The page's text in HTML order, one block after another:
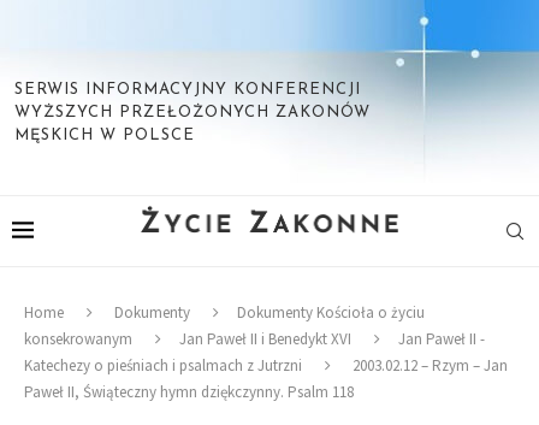
SERWIS INFORMACYJNY KONFERENCJI
WYŻSZYCH PRZEŁOŻONYCH ZAKONÓW
MĘSKICH W POLSCE
Home Dokumenty
Dokumenty Kościoła o życiu
konsekrowanym
Jan Paweł II i Benedykt XVI
Jan Paweł II -
Katechezy o pieśniach i psalmach z Jutrzni
2003.02.12 – Rzym – Jan
Paweł II, Świąteczny hymn dziękczynny. Psalm 118